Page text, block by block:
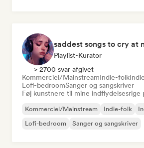
saddest songs to cry at
Playlist-Kurator
> 2700 svar afgivet
Kommerciel/MainstreamIndie-folk
Lofi-bedroomSanger og sangskriver
Føj kunstnere til mine indflydelsesrige
Kommerciel/Mainstream Indie-folk
Lofi-bedroom
Sanger og sangskriver